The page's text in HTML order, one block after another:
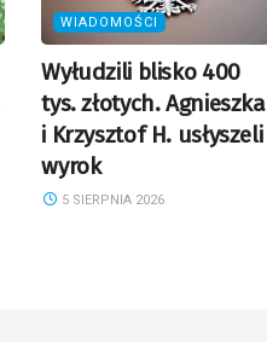
WIADOMOŚCI
Wyłudzili blisko 400
tys. złotych. Agnieszka
i Krzysztof H. usłyszeli
wyrok
5 SIERPNIA 2026